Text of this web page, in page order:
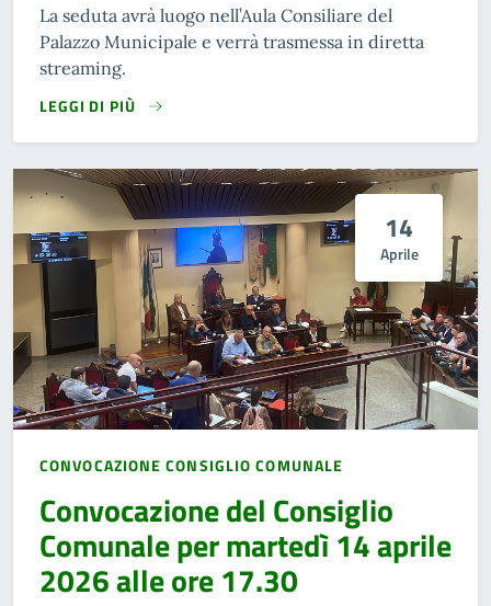
La seduta avrà luogo nell’Aula Consiliare del
Palazzo Municipale e verrà trasmessa in diretta
streaming.
LEGGI DI PIÙ
14
Aprile
CONVOCAZIONE CONSIGLIO COMUNALE
Convocazione del Consiglio
Comunale per martedì 14 aprile
2026 alle ore 17.30